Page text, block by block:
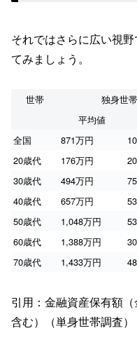
それではさらに広い視
てみましょう。
世帯 独身世帯
平均値
全国
871万円
20歳代
176万円
30歳代
494万円
40歳代
657万円
50歳代
1,048万円
60歳代
1,388万円
70歳代
1,433万円
引用：金融資産保有額
含む）（単身世帯調査）